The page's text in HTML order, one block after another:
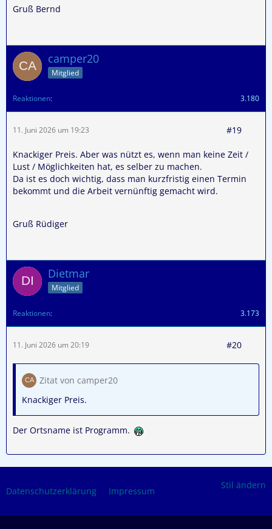
Gruß Bernd
camper20
Mitglied
Reaktionen 3.180
11. Juni 2026 um 19:23 #19
Knackiger Preis. Aber was nützt es, wenn man keine Zeit /
Lust / Möglichkeiten hat, es selber zu machen.
Da ist es doch wichtig, dass man kurzfristig einen Termin
bekommt und die Arbeit vernünftig gemacht wird.
Gruß Rüdiger
Dietmar
Mitglied
Reaktionen 3.173
11. Juni 2026 um 20:19 #20
Zitat von camper20
Knackiger Preis.
Der Ortsname ist Programm.
Stil ändern
Datenschutzerklärung Impressum